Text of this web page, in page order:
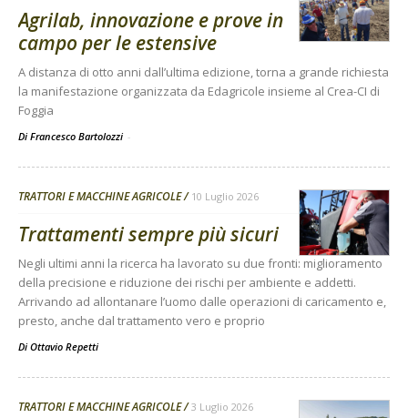
Agrilab, innovazione e prove in
campo per le estensive
A distanza di otto anni dall’ultima edizione, torna a grande richiesta
la manifestazione organizzata da Edagricole insieme al Crea-CI di
Foggia
Di Francesco Bartolozzi -
TRATTORI E MACCHINE AGRICOLE 10 Luglio 2026
Trattamenti sempre più sicuri
Negli ultimi anni la ricerca ha lavorato su due fronti: miglioramento
della precisione e riduzione dei rischi per ambiente e addetti.
Arrivando ad allontanare l’uomo dalle operazioni di caricamento e,
presto, anche dal trattamento vero e proprio
Di Ottavio Repetti
TRATTORI E MACCHINE AGRICOLE 3 Luglio 2026